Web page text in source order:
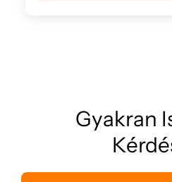
Gyakran